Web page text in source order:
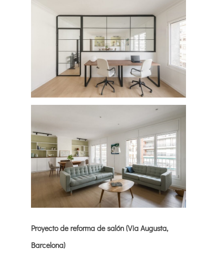
Proyecto de reforma de salón (Via Augusta,
Barcelona)